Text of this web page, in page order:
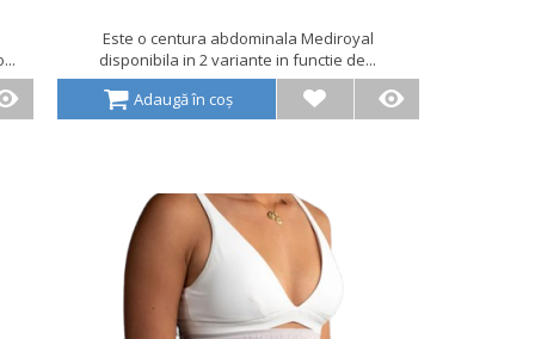
Este o centura abdominala Mediroyal
disponibila in 2 variante in functie de...
Adaugă în coș